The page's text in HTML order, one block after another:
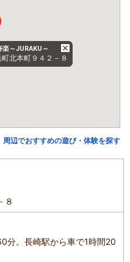
～JURAKU～
北本町９４２－８
周辺でおすすめの遊び・体験を探す
８
分。長崎駅から車で1時間20